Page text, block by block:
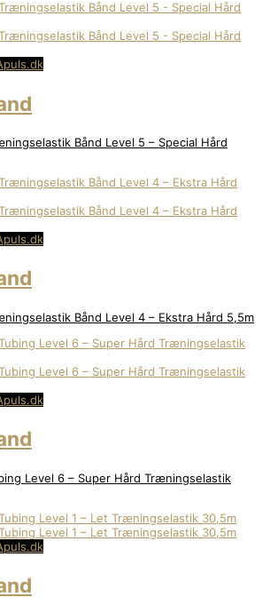
Bånd Level 5 – Special Hård
Bånd Level 4 – Ekstra Hård 5,5m
Level 6 – Super Hård Træningselastik